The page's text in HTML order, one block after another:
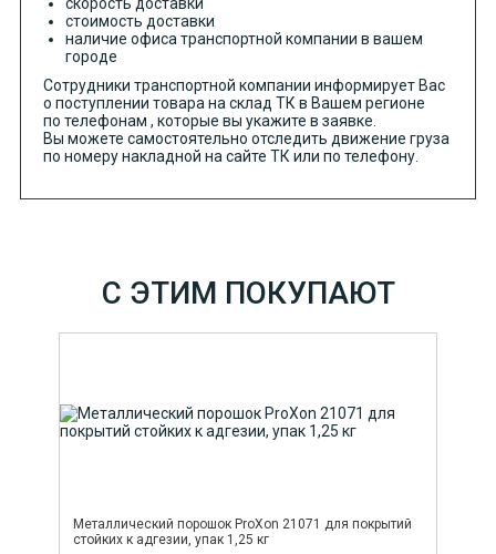
стоимость доставки
наличие офиса транспортной компании в вашем
городе
Сотрудники транспортной компании информирует Вас
о поступлении товара на склад ТК в Вашем регионе
по телефонам , которые вы укажите в заявке.
Вы можете самостоятельно отследить движение груза
по номеру накладной на сайте ТК или по телефону.
С ЭТИМ ПОКУПАЮТ
Металлический порошок ProXon 21071 для покрытий
стойких к адгезии, упак 1,25 кг